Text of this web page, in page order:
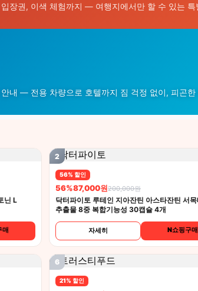
장권, 이색 체험까지 — 여행지에서만 할 수 있는
내 — 전용 차량으로 호텔까지 짐 걱정 없이, 피곤
닌 L
매
2
56% 할인
56%87,000원200,000원
닥터파이토 루테인 지아잔틴 아스타잔틴 서목
추출물 8중 복합기능성 30캡슐 4개
자세히 N쇼핑구매
6
21% 할인